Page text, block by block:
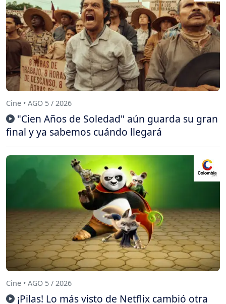
Cine • AGO 5 / 2026
"Cien Años de Soledad" aún guarda su gran
final y ya sabemos cuándo llegará
Cine • AGO 5 / 2026
¡Pilas! Lo más visto de Netflix cambió otra